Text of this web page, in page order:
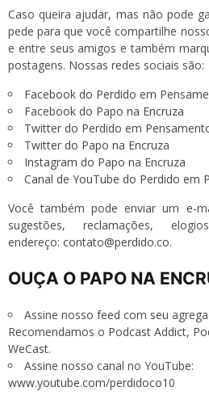
Caso queira ajudar, mas não pode
pede para que você compartilhe
e entre seus amigos e também
postagens. Nossas redes sociais são:
Facebook do Perdido em
Facebook do Papo na Encruza
Twitter do Perdido em
Twitter do Papo na Encruza
Instagram do Papo na Encruza
Canal de YouTube do Perdido em
Você também pode enviar um e-
sugestões, reclamações,
endereço: contato@perdido.co.
OUÇA O PAPO NA
Assine nosso feed com seu
Recomendamos o Podcast Addict,
WeCast.
Assine nosso canal no YouTube:
www.youtube.com/perdidoco10